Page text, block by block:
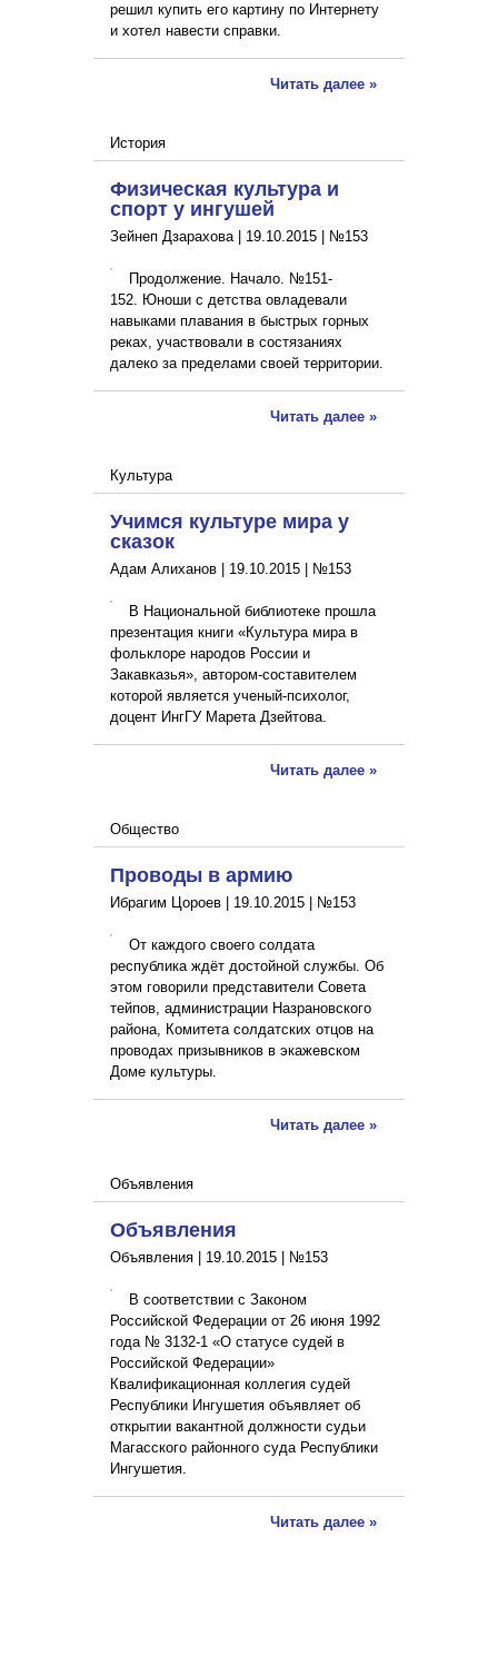
решил купить его картину по Интернету
и хотел навести справки.
Читать далее »
История
Физическая культура и
спорт у ингушей
Зейнеп Дзарахова | 19.10.2015 №153
Продолжение. Начало. №151-
152. Юноши с детства овладевали
навыками плавания в быстрых горных
реках, участвовали в состязаниях
далеко за пределами своей территории.
Читать далее »
Культура
Учимся культуре мира у
сказок
Адам Алиханов | 19.10.2015 №153
В Национальной библиотеке прошла
презентация книги «Культура мира в
фольклоре народов России и
Закавказья», автором-составителем
которой является ученый-психолог,
доцент ИнгГУ Марета Дзейтова.
Читать далее »
Общество
Проводы в армию
Ибрагим Цороев | 19.10.2015 №153
От каждого своего солдата
республика ждёт достойной службы. Об
этом говорили представители Совета
тейпов, администрации Назрановского
района, Комитета солдатских отцов на
проводах призывников в экажевском
Доме культуры.
Читать далее »
Объявления
Объявления
Объявления | 19.10.2015 №153
В соответствии с Законом
Российской Федерации от 26 июня 1992
года № 3132-1 «О статусе судей в
Российской Федерации»
Квалификационная коллегия судей
Республики Ингушетия объявляет об
открытии вакантной должности судьи
Магасского районного суда Республики
Ингушетия.
Читать далее »